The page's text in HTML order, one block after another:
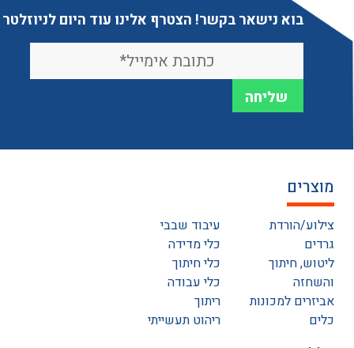
בוא נישאר בקשר! הצטרף אלינו עוד היום לניוזלטר
מוצרים
צילוע/הורדת
גרדים
ליטוש, חיתוך
והשחזה
אביזרים למכונות
כלים
עיבוד שבבי
כלי מדידה
כלי חיתוך
כלי עבודה
ריתוך
ריהוט תעשייתי